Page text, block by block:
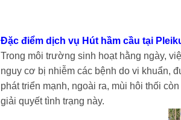
Đặc điểm dịch vụ Hút hầm cầu tại
Trong môi trường sinh hoạt hằng ngày,
nguy cơ bị nhiễm các bệnh do vi khuẩn,
phát triển mạnh, ngoài ra, mùi hôi thối
giải quyết tình trạng này.